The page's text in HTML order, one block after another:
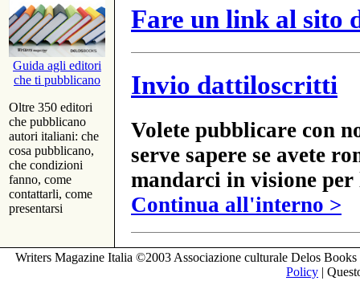
Guida agli editori
che ti pubblicano
Oltre 350 editori
che pubblicano
autori italiani: che
cosa pubblicano,
che condizioni
fanno, come
contattarli, come
presentarsi
Fare un link al sito
Invio dattiloscritti
Volete pubblicare con
serve sapere se avete
mandarci in visione
Continua all'interno >
Writers Magazine Italia ©2003 Associazione culturale Delos
Policy |